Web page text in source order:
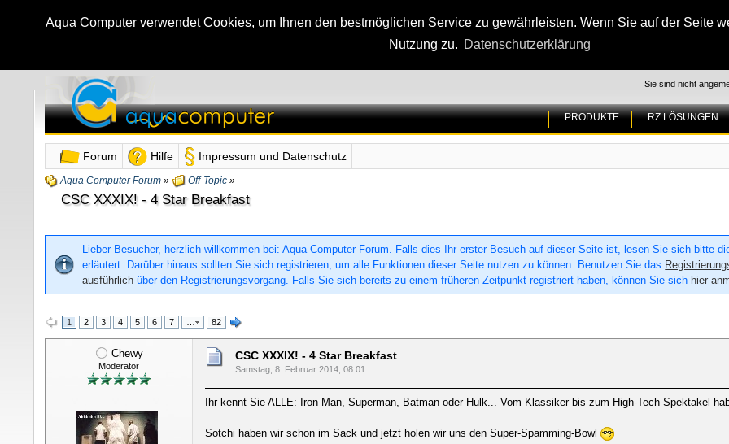
Aqua Computer verwendet Cookies, um Ihnen den bestmöglichen Service zu gewährleisten. Wenn Sie auf der Seite
Nutzung zu. Datenschutzerklärung
Sie sind nicht
PRODUKTE RZ LÖSUNGEN
Forum Hilfe Impressum und Datenschutz
Aqua Computer Forum » Off-Topic »
CSC XXXIX! - 4 Star Breakfast
Lieber Besucher, herzlich willkommen bei: Aqua Computer Forum. Falls dies Ihr erster Besuch auf dieser Seite ist, lesen Sie sich bitte
erläutert. Darüber hinaus sollten Sie sich registrieren, um alle Funktionen dieser Seite nutzen zu können. Benutzen Sie das
ausführlich über den Registrierungsvorgang. Falls Sie sich bereits zu einem früheren Zeitpunkt registriert haben, können Sie sich hier
1 2 3 4 5 6 7 … 82
Chewy
Moderator
CSC XXXIX! - 4 Star Breakfast
Samstag, 8. Februar 2014, 08:01
Ihr kennt Sie ALLE: Iron Man, Superman, Batman oder Hulk... Vom Klassiker bis zum High-Tech Spektakel
Sotchi haben wir schon im Sack und jetzt holen wir uns den Super-Spamming-Bowl